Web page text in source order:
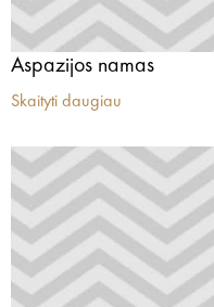
Aspazijos namas
Skaityti daugiau